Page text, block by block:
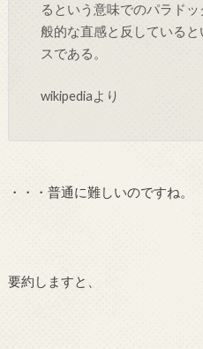
るという意味でのパラド
般的な直感と反している
スである。
wikipediaより
・・・普通に難しいのですね。
要約しますと、